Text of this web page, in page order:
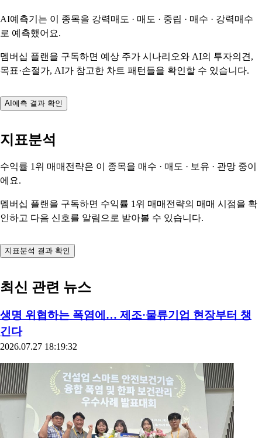
AI예측기는 이 종목을 강력매도 · 매도 · 중립 · 매수 · 강력매수
로 예측했어요.
멤버십 플랜을 구독하면 예상 주가 시나리오와 AI의 투자의견,
목표·손절가, AI가 참고한 차트 패턴들을 확인할 수 있습니다.
AI예측 결과 확인
지표분석
수익률 1위 매매전략은 이 종목을 매수 · 매도 · 보유 · 관망 중이
에요.
멤버십 플랜을 구독하면 수익률 1위 매매전략의 매매 시점을 확
인하고 다음 신호를 알림으로 받아볼 수 있습니다.
지표분석 결과 확인
최신 관련 뉴스
생명 위협하는 폭염에… 제조·물류기업 현장부터 챙
긴다
2026.07.27 18:19:32